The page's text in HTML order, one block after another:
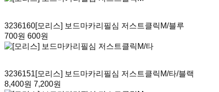
3236160[모리스] 보드마카리필심 저스트클릭M/블루
700원 600원
3236151[모리스] 보드마카리필심 저스트클릭M/타/블랙
8,400원 7,200원